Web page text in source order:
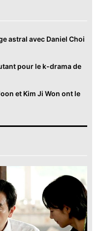
astral avec Daniel Choi
pour le k-drama de
et Kim Ji Won ont le